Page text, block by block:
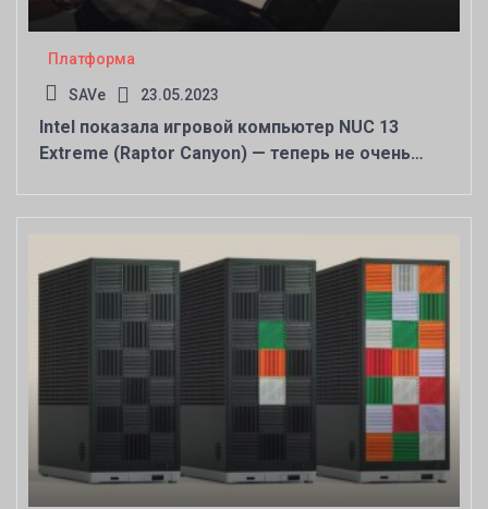
Платформа
SAVe 23.05.2023
Intel показала игровой компьютер NUC 13
Extreme (Raptor Canyon) — теперь не очень